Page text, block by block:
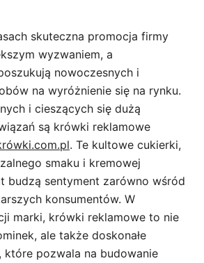
skuteczna promocja firmy
wyzwaniem, a
nowoczesnych i
na wyróżnienie się na rynku.
i cieszących się dużą
są krówki reklamowe
. Te kultowe cukierki,
smaku i kremowej
budzą sentyment zarówno wśród
konsumentów. W
marki, krówki reklamowe to nie
ale także doskonałe
które pozwala na budowanie